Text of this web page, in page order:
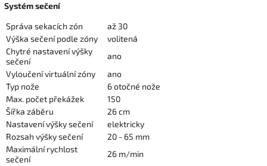
Systém sečení
Správa sekacích zón
až 30
Výška sečení podle zóny
volitená
Chytré nastavení výšky
sečení
ano
Vyloučení virtuální zóny
ano
Typ nože
6 otočné nože
Max. počet překážek
150
Šířka záběru
26 cm
Nastavení výšky sečení
elektricky
Rozsah výšky sečení
20 - 65 mm
Maximální rychlost
sečení
26 m/min